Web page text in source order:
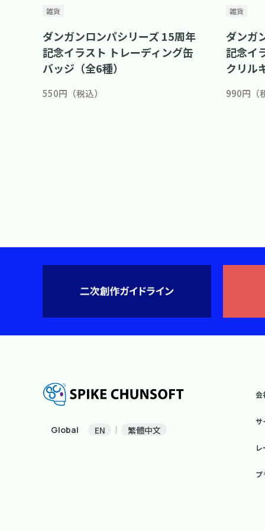
雑貨
ダンガンロンパシリーズ 15周年
記念イラスト トレーディング缶
バッジ（全6種）
550円（税込）
雑貨
ダンガ
記念イ
クリル
990円（
会
サ
プ
Global EN 繁體中文